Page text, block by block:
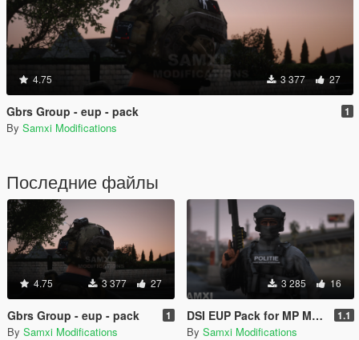
4.75 3 377 27
Gbrs Group - eup - pack 1
By Samxi Modifications
Последние файлы
4.75 3 377 27
Gbrs Group - eup - pack 1
By Samxi Modifications
3 285 16
DSI EUP Pack for MP Male 1.1
By Samxi Modifications